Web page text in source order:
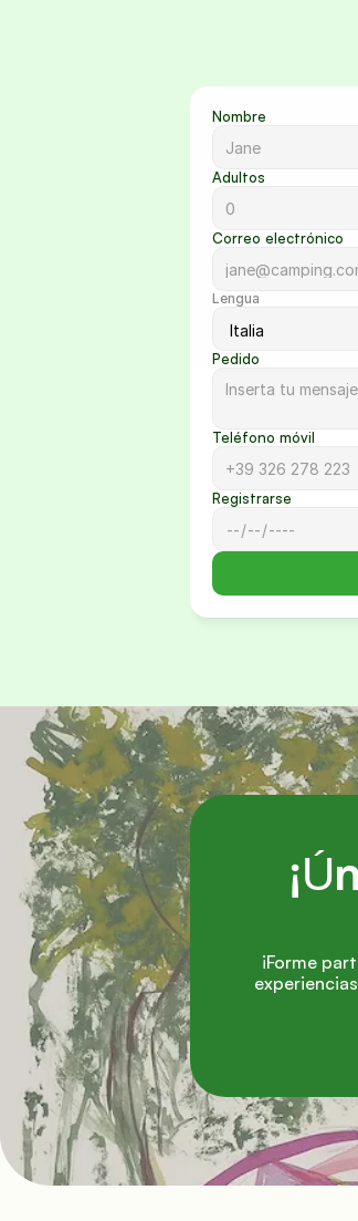
Nombre
Adultos
Correo electrónico
Lengua
Pedido
Teléfono móvil
Registrarse
¡Forme